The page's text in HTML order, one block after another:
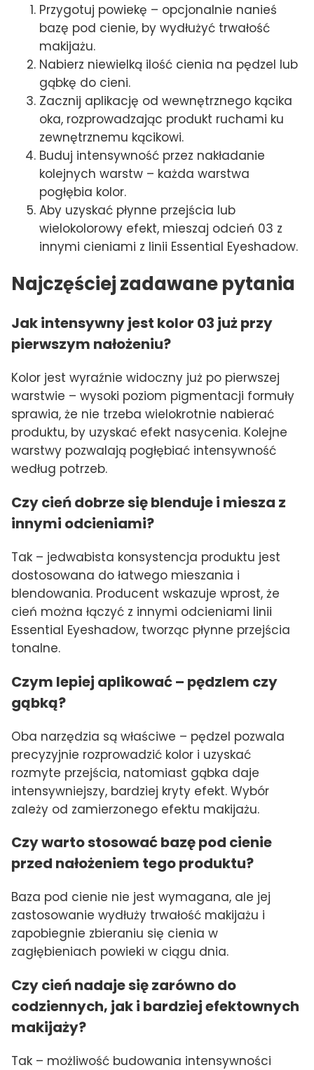
Przygotuj powiekę – opcjonalnie nanieś
bazę pod cienie, by wydłużyć trwałość
makijażu.
Nabierz niewielką ilość cienia na pędzel lub
gąbkę do cieni.
Zacznij aplikację od wewnętrznego kącika
oka, rozprowadzając produkt ruchami ku
zewnętrznemu kącikowi.
Buduj intensywność przez nakładanie
kolejnych warstw – każda warstwa
pogłębia kolor.
Aby uzyskać płynne przejścia lub
wielokolorowy efekt, mieszaj odcień 03 z
innymi cieniami z linii Essential Eyeshadow.
Najczęściej zadawane pytania
Jak intensywny jest kolor 03 już przy
pierwszym nałożeniu?
Kolor jest wyraźnie widoczny już po pierwszej
warstwie – wysoki poziom pigmentacji formuły
sprawia, że nie trzeba wielokrotnie nabierać
produktu, by uzyskać efekt nasycenia. Kolejne
warstwy pozwalają pogłębiać intensywność
według potrzeb.
Czy cień dobrze się blenduje i miesza z
innymi odcieniami?
Tak – jedwabista konsystencja produktu jest
dostosowana do łatwego mieszania i
blendowania. Producent wskazuje wprost, że
cień można łączyć z innymi odcieniami linii
Essential Eyeshadow, tworząc płynne przejścia
tonalne.
Czym lepiej aplikować – pędzlem czy
gąbką?
Oba narzędzia są właściwe – pędzel pozwala
precyzyjnie rozprowadzić kolor i uzyskać
rozmyte przejścia, natomiast gąbka daje
intensywniejszy, bardziej kryty efekt. Wybór
zależy od zamierzonego efektu makijażu.
Czy warto stosować bazę pod cienie
przed nałożeniem tego produktu?
Baza pod cienie nie jest wymagana, ale jej
zastosowanie wydłuży trwałość makijażu i
zapobiegnie zbieraniu się cienia w
zagłębieniach powieki w ciągu dnia.
Czy cień nadaje się zarówno do
codziennych, jak i bardziej efektownych
makijaży?
Tak – możliwość budowania intensywności